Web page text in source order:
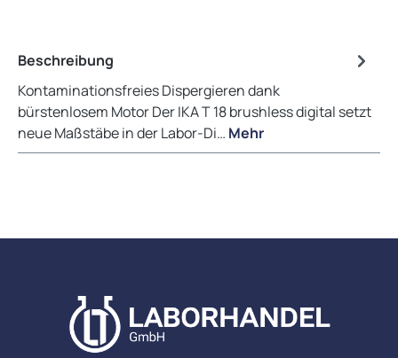
Beschreibung
Kontaminationsfreies Dispergieren dank
bürstenlosem Motor Der IKA T 18 brushless digital setzt
neue Maßstäbe in der Labor-Di… Mehr